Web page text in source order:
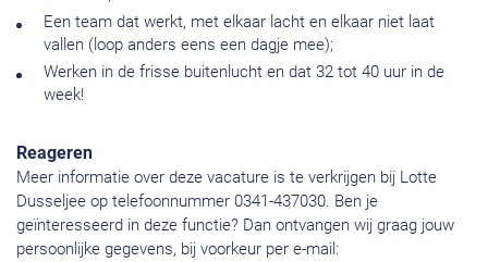
Een team dat werkt, met elkaar lacht en elkaar niet laat
vallen (loop anders eens een dagje mee);
Werken in de frisse buitenlucht en dat 32 tot 40 uur in de
week!
Reageren
Meer informatie over deze vacature is te verkrijgen bij Lotte
Dusseljee op telefoonnummer 0341-437030. Ben je
geïnteresseerd in deze functie? Dan ontvangen wij graag jouw
persoonlijke gegevens, bij voorkeur per e-mail: